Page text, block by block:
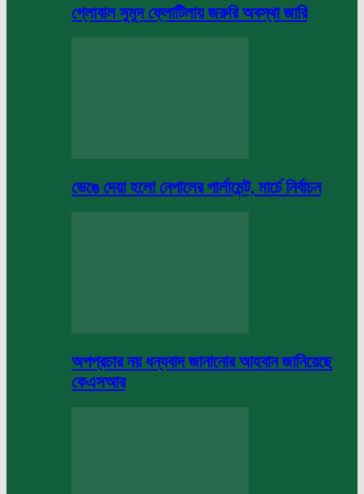
গ্লোবাল সুমুদ ফ্লোটিলায় জরুরি অবস্থা জারি
ভেঙে দেয়া হলো নেপালের পার্লামেন্ট, মার্চে নির্বাচন
অপপ্রচার নয় ধন্যবাদ জানানোর আহবান জানিয়েছে
কেএসআর